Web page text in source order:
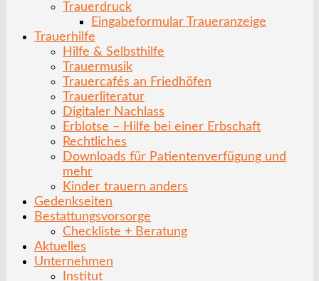
Trauerdruck
Eingabeformular Traueranzeige
Trauerhilfe
Hilfe & Selbsthilfe
Trauermusik
Trauercafés an Friedhöfen
Trauerliteratur
Digitaler Nachlass
Erblotse – Hilfe bei einer Erbschaft
Rechtliches
Downloads für Patientenverfügung und
mehr
Kinder trauern anders
Gedenkseiten
Bestattungsvorsorge
Checkliste + Beratung
Aktuelles
Unternehmen
Institut